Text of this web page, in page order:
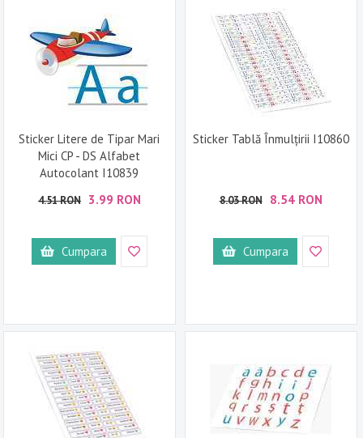
Sticker Litere de Tipar Mari
Mici CP - DS Alfabet
Autocolant I10839
4.51 RON 3.99 RON
Cumpara
Sticker Tablă Înmulțirii I10860
8.03 RON 8.54 RON
Cumpara